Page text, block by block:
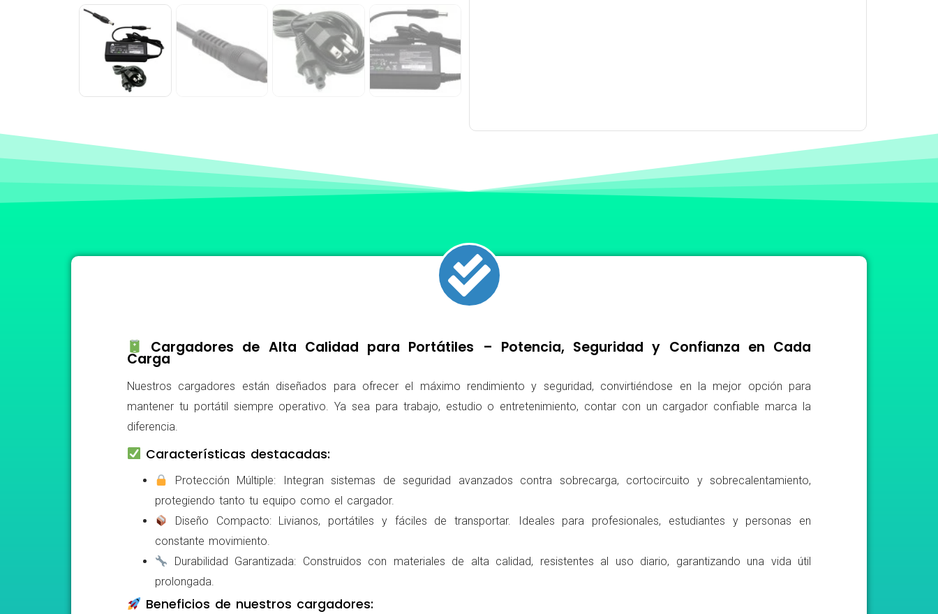
Cargadores de Alta Calidad para Portátiles – Potencia, Seguridad y Confianza en Cada
Carga
Nuestros cargadores están diseñados para ofrecer el máximo rendimiento y seguridad, convirtiéndose en la mejor opción para
mantener tu portátil siempre operativo. Ya sea para trabajo, estudio o entretenimiento, contar con un cargador confiable marca la
diferencia.
Características destacadas:
Protección Múltiple: Integran sistemas de seguridad avanzados contra sobrecarga, cortocircuito y sobrecalentamiento,
protegiendo tanto tu equipo como el cargador.
Diseño Compacto: Livianos, portátiles y fáciles de transportar. Ideales para profesionales, estudiantes y personas en
constante movimiento.
Durabilidad Garantizada: Construidos con materiales de alta calidad, resistentes al uso diario, garantizando una vida útil
prolongada.
Beneficios de nuestros cargadores: